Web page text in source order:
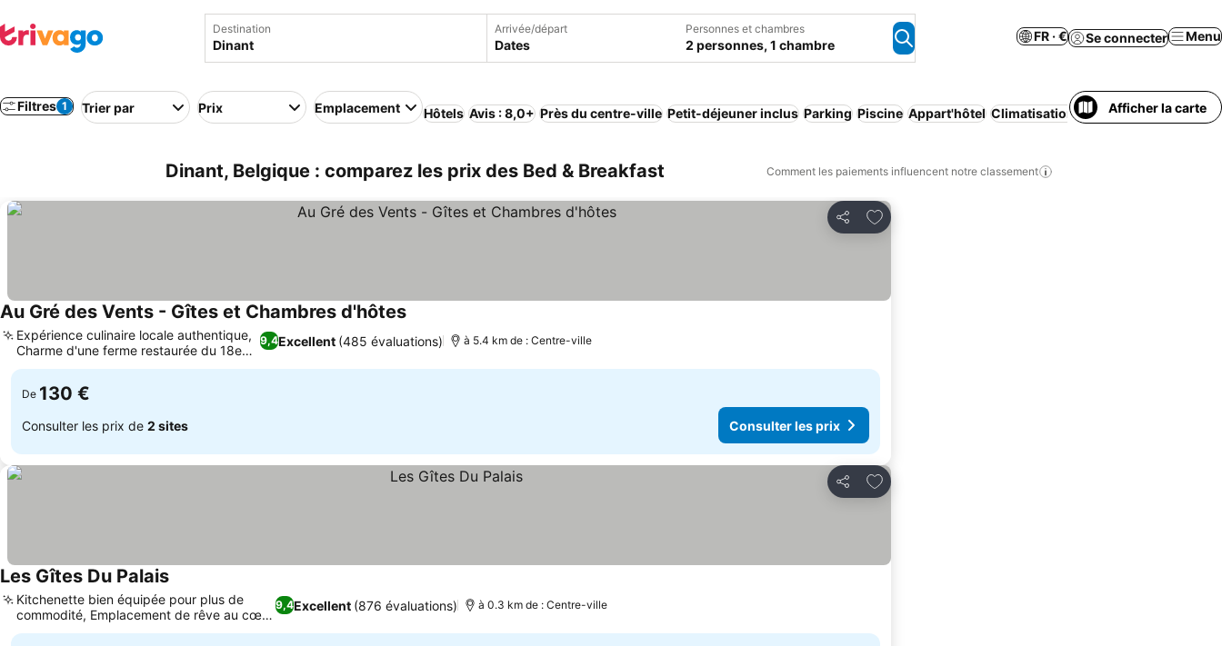
Destination Arrivée/départ
Dates
Personnes et chambres
2 personnes, 1 chambre
FR · € Se connecter Menu
Filtres 1 Trier par Prix Emplacement Hôtels Avis : 8,0+ Près du centre-ville Petit-déjeuner inclus Parking Piscine Appart'hôtel Climatisation Animaux acceptés
Afficher la carte
Dinant, Belgique : comparez les prix des Bed & Breakfast Comment les paiements influencent notre classement
Partager
Ajouter à mes favoris
Au Gré des Vents - Gîtes et Chambres d'hôtesConsulter les prix
9,4Excellent (485 évaluations)
Expérience culinaire locale authentique,
Charme d'une ferme restaurée du 18e
siècle
à 5.4 km de : Centre-ville
De 130 €
Consulter les prix de 2 sites Consulter les prix
Partager
Ajouter à mes favoris
Les Gîtes Du PalaisConsulter les prix
9,4Excellent (876 évaluations)
Kitchenette bien équipée pour plus de
commodité, Emplacement de rêve au cœur
de Dinant
à 0.3 km de : Centre-ville